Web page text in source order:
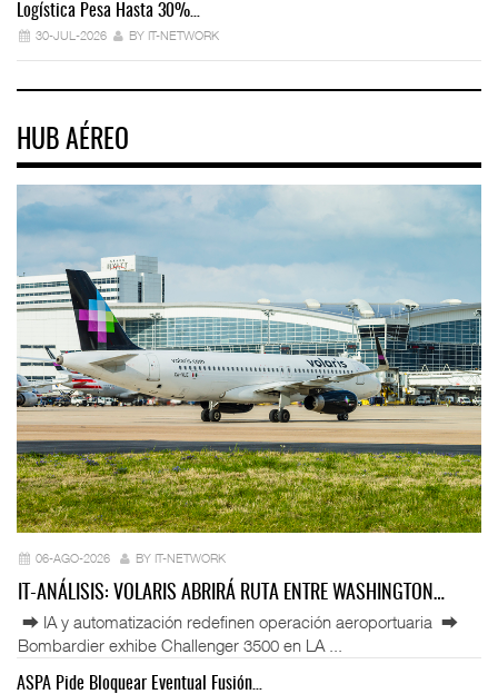
Logística Pesa Hasta 30%…
30-JUL-2026 BY IT-NETWORK
HUB AÉREO
06-AGO-2026 BY IT-NETWORK
IT-ANÁLISIS: VOLARIS ABRIRÁ RUTA ENTRE WASHINGTON…
⮕ IA y automatización redefinen operación aeroportuaria ⮕
Bombardier exhibe Challenger 3500 en LA ...
ASPA Pide Bloquear Eventual Fusión…